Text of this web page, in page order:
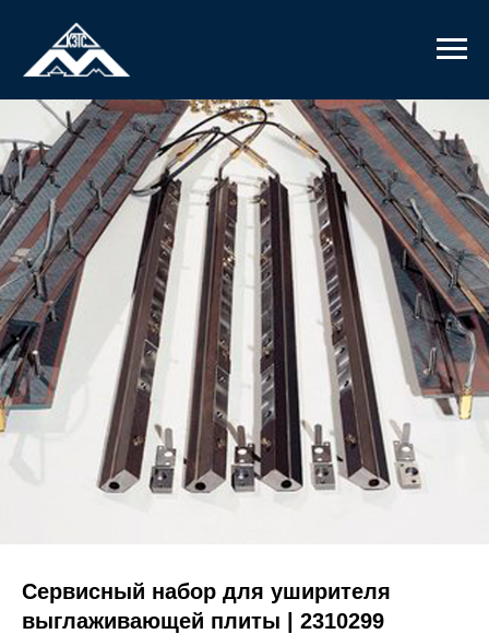
Сервисный набор для уширителя
выглаживающей плиты | 2310299